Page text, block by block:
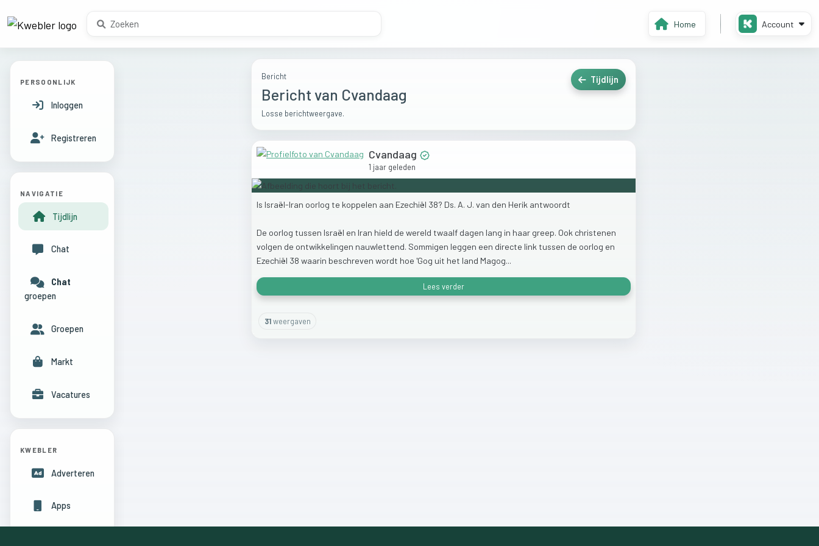
Home Account
Bericht
Bericht van Cvandaag
Losse berichtweergave.
Tijdlijn
Cvandaag
1 jaar geleden
Is Israël-Iran oorlog te koppelen aan Ezechiël 38? Ds. A. J. van den Herik antwoordt
De oorlog tussen Israël en Iran hield de wereld twaalf dagen lang in haar greep. Ook christenen
volgen de ontwikkelingen nauwlettend. Sommigen leggen een directe link tussen de oorlog en
Ezechiël 38 waarin beschreven wordt hoe 'Gog uit het land Magog...
Lees verder
31weergaven
PERSOONLIJK
Inloggen
Registreren
NAVIGATIE
Tijdlijn
Chat
Chat
groepen
Groepen
Markt
Vacatures
KWEBLER
Adverteren
Apps